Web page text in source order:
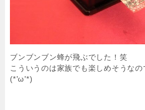
ブンブンブン蜂が飛ぶでした！笑
こういうのは家族でも楽しめそうな
(*’ω’*)